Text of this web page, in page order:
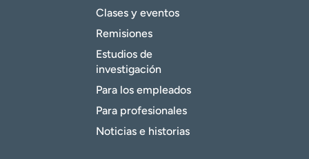
Clases y eventos
Remisiones
Estudios de
investigación
Para los empleados
Para profesionales
Noticias e historias